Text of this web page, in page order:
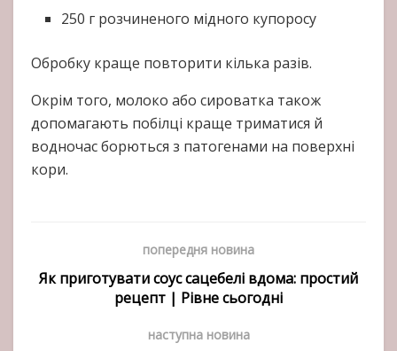
250 г розчиненого мідного купоросу
Обробку краще повторити кілька разів.
Окрім того, молоко або сироватка також
допомагають побілці краще триматися й
водночас борються з патогенами на поверхні
кори.
попередня новина
Як приготувати соус сацебелі вдома: простий
рецепт | Рівне сьогодні
наступна новина